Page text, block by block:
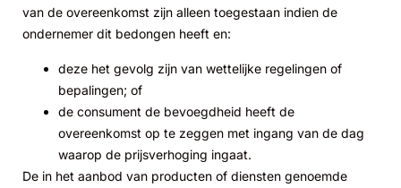
van de overeenkomst zijn alleen toegestaan indien de
ondernemer dit bedongen heeft en:
deze het gevolg zijn van wettelijke regelingen of
bepalingen; of
de consument de bevoegdheid heeft de
overeenkomst op te zeggen met ingang van de dag
waarop de prijsverhoging ingaat.
De in het aanbod van producten of diensten genoemde